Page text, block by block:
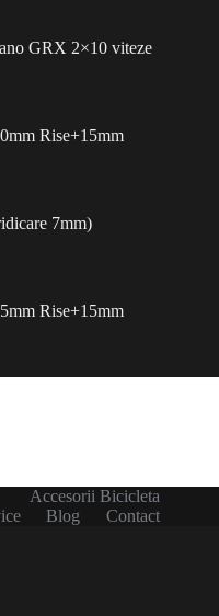
GRX 2×10 viteze
Rise+15mm
7mm)
Rise+15mm
Accesorii Bicicleta
Blog
Contact